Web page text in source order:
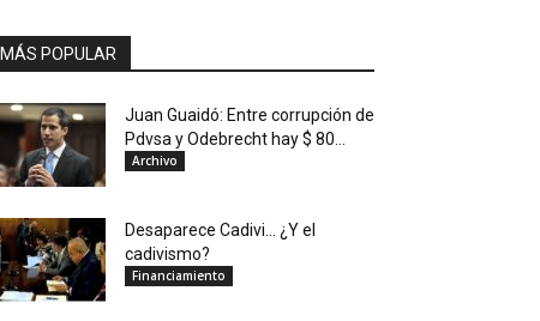
MÁS POPULAR
Juan Guaidó: Entre corrupción de
Pdvsa y Odebrecht hay $ 80...
Archivo
Desaparece Cadivi… ¿Y el
cadivismo?
Financiamiento